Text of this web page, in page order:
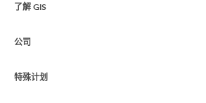
制图
Esri 社区
ArcGIS 博客
了解 GIS
什么是 GIS？
位置智能
公司
关于 Esri
特殊计划